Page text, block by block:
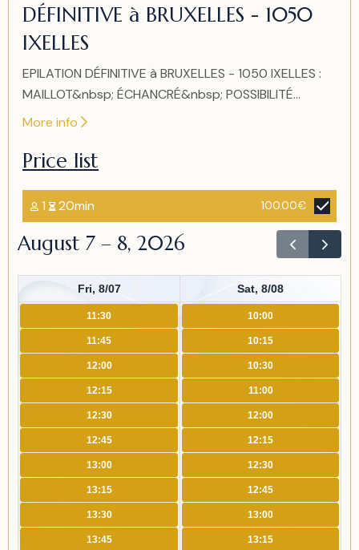
DÉFINITIVE à BRUXELLES - 1050
IXELLES
EPILATION DÉFINITIVE à BRUXELLES - 1050 IXELLES :
MAILLOT&nbsp; ÉCHANCRÉ&nbsp; POSSIBILITÉ...
More info
Price list
1 20min 100.00€
August 7 – 8, 2026
Fri, 8/07 Sat, 8/08
11:30
11:45
12:00
12:15
12:30
12:45
13:00
13:15
13:30
13:45
10:00
10:15
10:30
11:00
12:00
12:15
12:30
12:45
13:00
13:15